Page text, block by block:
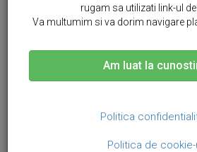
rugam sa utilizati link-ul
Va multumim si va dorim navigare
Am luat la
Politica
Politica de